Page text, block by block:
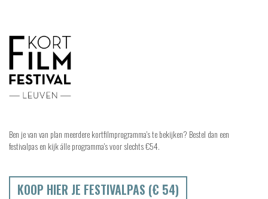
Ben je van van plan meerdere kortfilmprogramma's te bekijken? Bestel dan een
festivalpas en kijk álle programma's voor slechts €54.
KOOP HIER JE FESTIVALPAS (€ 54)